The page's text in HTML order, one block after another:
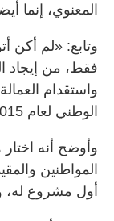
المعنوي، إنما
وتابع: «لم أكن
فقط، من إيجاد
واستقدام
الوطني لعام 2015».
وأوضح أنه
المواطنين
أول مشروع له،